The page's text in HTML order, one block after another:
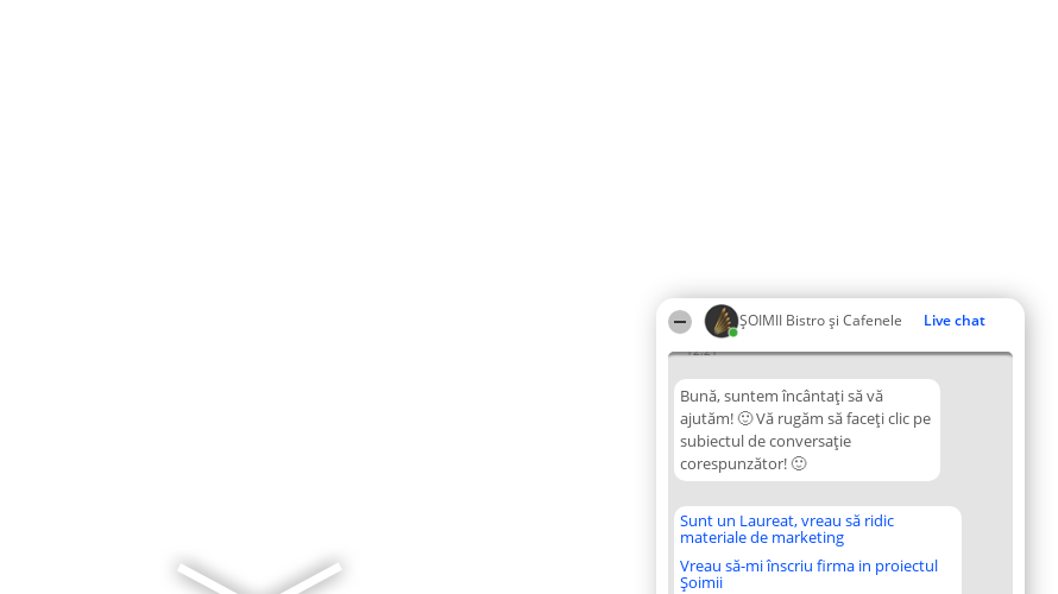
ȘOIMII Bistro și Cafenele Live chat
12:21
Bună, suntem încântați să vă
ajutăm! 🙂 Vă rugăm să faceți clic pe
subiectul de conversație
corespunzător! 🙂
Sunt un Laureat, vreau să ridic
materiale de marketing
Vreau să-mi înscriu firma in proiectul
Șoimii